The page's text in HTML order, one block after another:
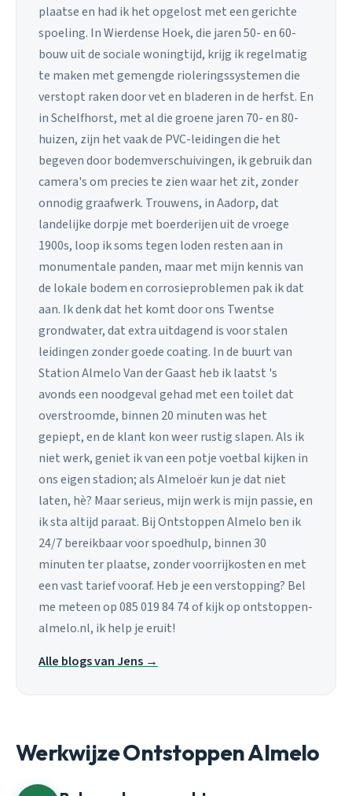
plaatse en had ik het opgelost met een gerichte
spoeling. In Wierdense Hoek, die jaren 50- en 60-
bouw uit de sociale woningtijd, krijg ik regelmatig
te maken met gemengde rioleringssystemen die
verstopt raken door vet en bladeren in de herfst. En
in Schelfhorst, met al die groene jaren 70- en 80-
huizen, zijn het vaak de PVC-leidingen die het
begeven door bodemverschuivingen, ik gebruik dan
camera's om precies te zien waar het zit, zonder
onnodig graafwerk. Trouwens, in Aadorp, dat
landelijke dorpje met boerderijen uit de vroege
1900s, loop ik soms tegen loden resten aan in
monumentale panden, maar met mijn kennis van
de lokale bodem en corrosieproblemen pak ik dat
aan. Ik denk dat het komt door ons Twentse
grondwater, dat extra uitdagend is voor stalen
leidingen zonder goede coating. In de buurt van
Station Almelo Van der Gaast heb ik laatst 's
avonds een noodgeval gehad met een toilet dat
overstroomde, binnen 20 minuten was het
gepiept, en de klant kon weer rustig slapen. Als ik
niet werk, geniet ik van een potje voetbal kijken in
ons eigen stadion; als Almeloër kun je dat niet
laten, hè? Maar serieus, mijn werk is mijn passie, en
ik sta altijd paraat. Bij Ontstoppen Almelo ben ik
24/7 bereikbaar voor spoedhulp, binnen 30
minuten ter plaatse, zonder voorrijkosten en met
een vast tarief vooraf. Heb je een verstopping? Bel
me meteen op 085 019 84 74 of kijk op ontstoppen-
almelo.nl, ik help je eruit!
Alle blogs van Jens →
Werkwijze Ontstoppen Almelo